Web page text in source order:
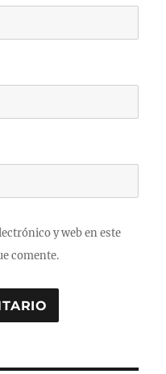
y web en este
comente.